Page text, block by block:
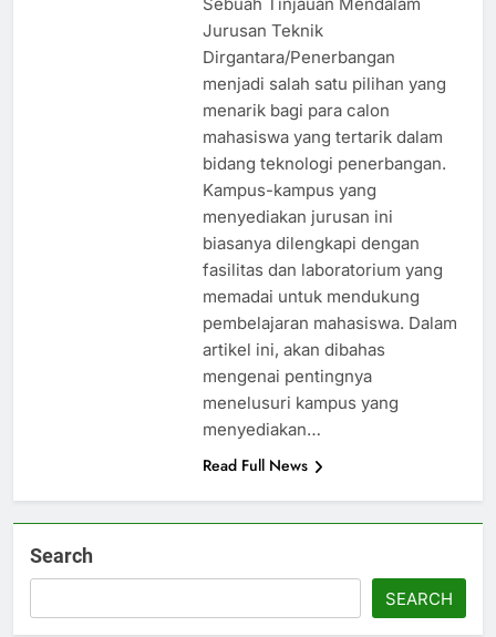
Jurusan Teknik
Dirgantara/Penerbangan
menjadi salah satu pilihan yang
menarik bagi para calon
mahasiswa yang tertarik dalam
bidang teknologi penerbangan.
Kampus-kampus yang
menyediakan jurusan ini
biasanya dilengkapi dengan
fasilitas dan laboratorium yang
memadai untuk mendukung
pembelajaran mahasiswa. Dalam
artikel ini, akan dibahas
mengenai pentingnya
menelusuri kampus yang
menyediakan…
Read Full News
Search
SEARCH